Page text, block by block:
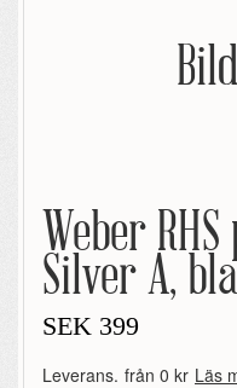
Weber
Silver A,
SEK 399
Leverans. från 0 kr Läs